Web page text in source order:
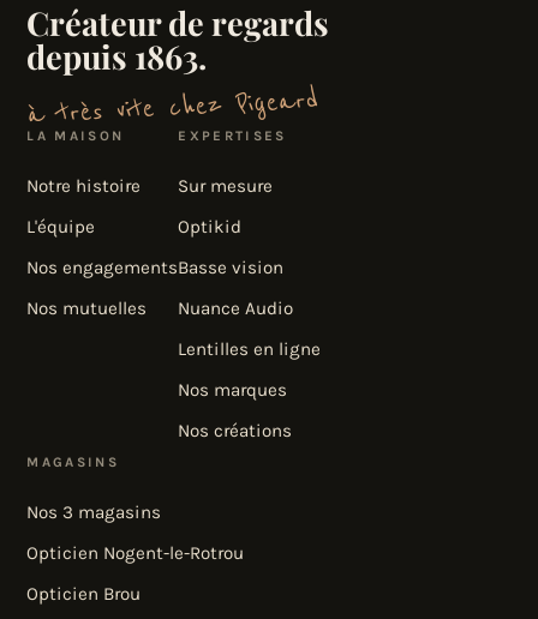
Créateur de regards
depuis 1863.
à très vite chez Pigeard
LA MAISON
Notre histoire
L'équipe
Nos engagements
Nos mutuelles
EXPERTISES
Sur mesure
Optikid
Basse vision
Nuance Audio
Lentilles en ligne
Nos marques
Nos créations
MAGASINS
Nos 3 magasins
Opticien Nogent-le-Rotrou
Opticien Brou